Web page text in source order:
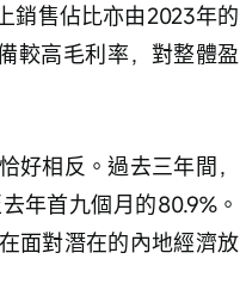
銷售佔比亦由2023年的
較高毛利率，對整體盈
相反。過去三年間，
年首九個月的80.9%。
面對潛在的內地經濟放